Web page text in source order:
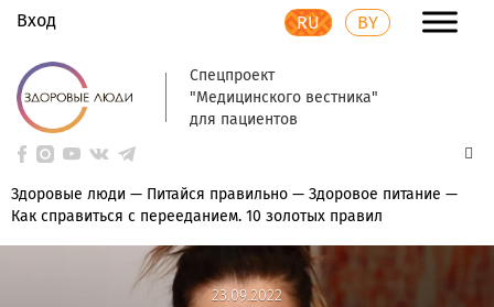
Вход RU BY
Спецпроект
"Медицинского вестника"
для пациентов
Здоровые люди — Питайся правильно — Здоровое питание —
Как справиться с перееданием. 10 золотых правил
23.09.2022